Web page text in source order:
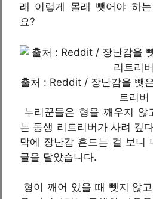
래 이렇게 몰래 뺏어야 하
요?
출처 : Reddit / 장난감을 뺏
트리버
누리꾼들은 형을 깨우지 않
는 동생 리트리버가 사려 깊
막에 장난감 흔드는 걸 보니
글을 달았습니다.
형이 깨어 있을 때 뺏지 않